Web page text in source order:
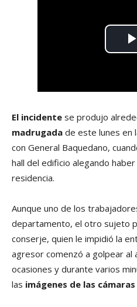
El incidente se produjo
madrugada de este lunes en
con General Baquedano,
hall del edificio alegando
residencia.
Aunque uno de los
departamento, el otro sujeto
conserje, quien le impidió la
agresor comenzó a golpear
ocasiones y durante varios
las imágenes de las